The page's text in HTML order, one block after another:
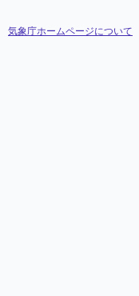
気象庁ホームページについて